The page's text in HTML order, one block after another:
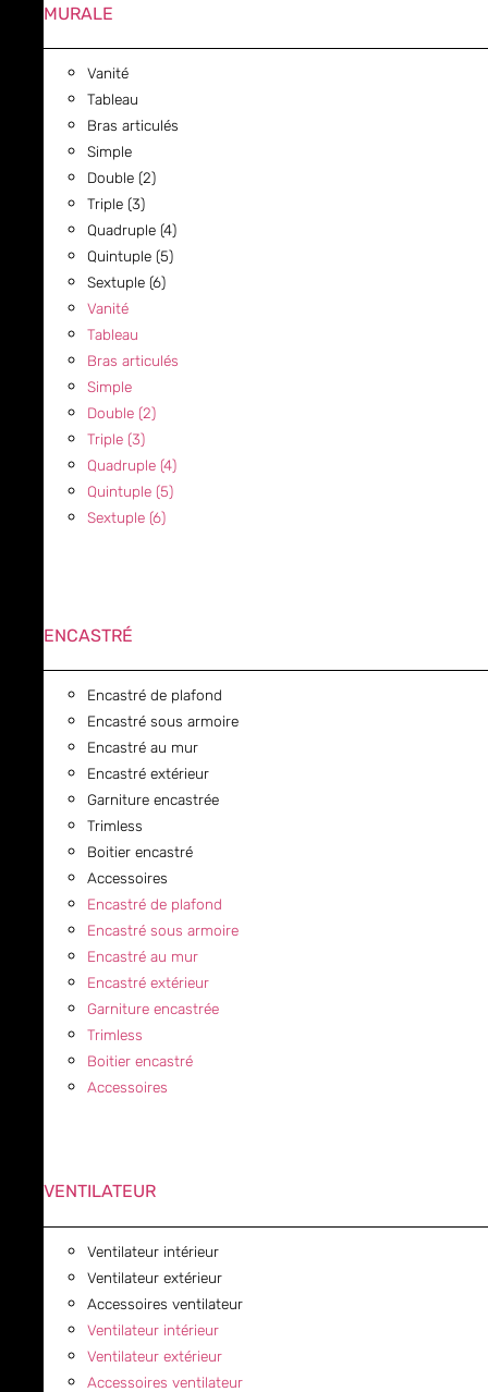
MURALE
Vanité
Tableau
Bras articulés
Simple
Double (2)
Triple (3)
Quadruple (4)
Quintuple (5)
Sextuple (6)
Vanité
Tableau
Bras articulés
Simple
Double (2)
Triple (3)
Quadruple (4)
Quintuple (5)
Sextuple (6)
ENCASTRÉ
Encastré de plafond
Encastré sous armoire
Encastré au mur
Encastré extérieur
Garniture encastrée
Trimless
Boitier encastré
Accessoires
Encastré de plafond
Encastré sous armoire
Encastré au mur
Encastré extérieur
Garniture encastrée
Trimless
Boitier encastré
Accessoires
VENTILATEUR
Ventilateur intérieur
Ventilateur extérieur
Accessoires ventilateur
Ventilateur intérieur
Ventilateur extérieur
Accessoires ventilateur